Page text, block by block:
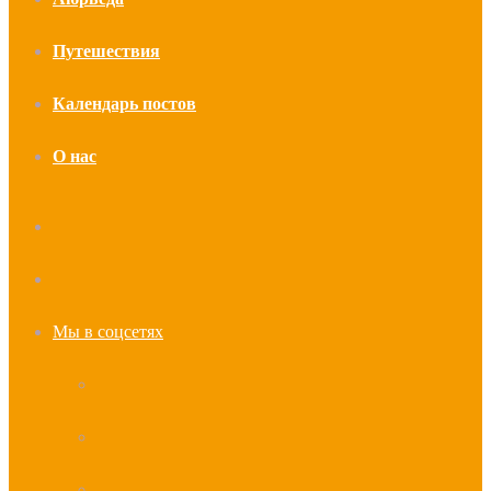
Путешествия
Календарь постов
О нас
статья
Мы в соцсетях